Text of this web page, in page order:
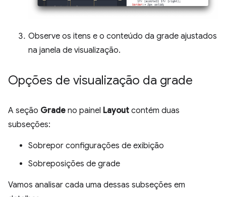
Observe os itens e o conteúdo da grade ajustados
na janela de visualização.
Opções de visualização da grade
A seção Grade no painel Layout contém duas
subseções:
Sobrepor configurações de exibição
Sobreposições de grade
Vamos analisar cada uma dessas subseções em